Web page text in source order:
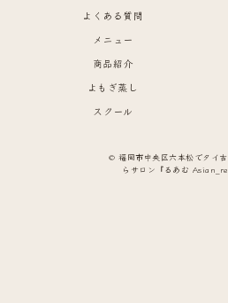
よくある質問
メニュー
商品紹介
よもぎ蒸し
スクール
© 福岡市中央区六本松でタイ
らサロン『るあむ